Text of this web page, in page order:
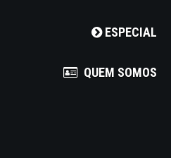
ESPECIAL
QUEM SOMOS